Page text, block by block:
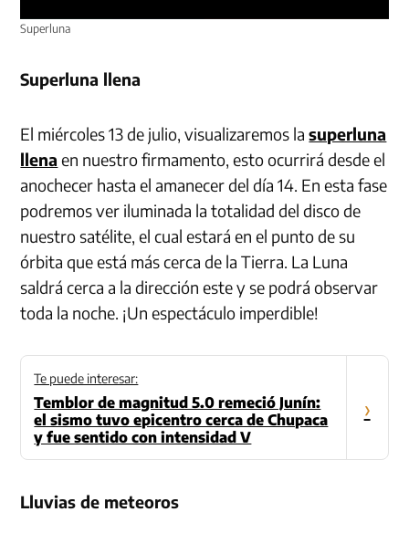
Superluna
Superluna llena
El miércoles 13 de julio, visualizaremos lasuperluna
llena en nuestro firmamento, esto ocurrirá desde el
anochecer hasta el amanecer del día 14. En esta fase
podremos ver iluminada la totalidad del disco de
nuestro satélite, el cual estará en el punto de su
órbita que está más cerca de la Tierra. La Luna
saldrá cerca a la dirección este y se podrá observar
toda la noche. ¡Un espectáculo imperdible!
Te puede interesar:
Temblor de magnitud 5.0 remeció Junín:
el sismo tuvo epicentro cerca de Chupaca
y fue sentido con intensidad V
›
Lluvias de meteoros